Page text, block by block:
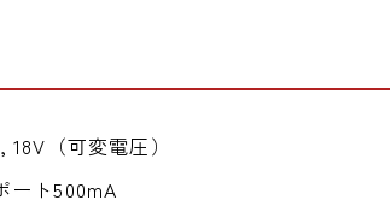
（可変電圧）
ート500mA